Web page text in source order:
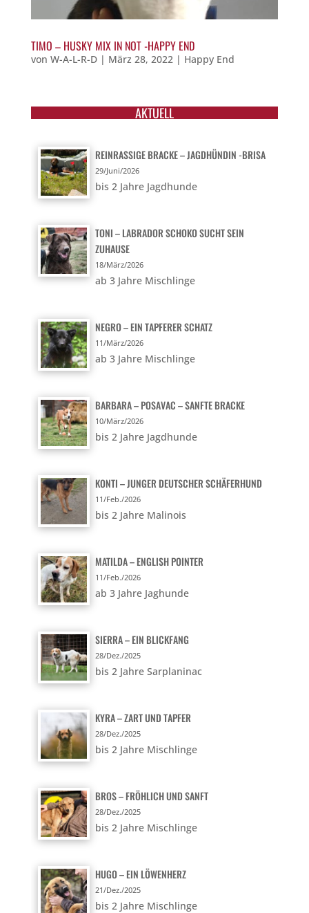
TIMO – HUSKY MIX IN NOT -HAPPY END
von W-A-L-R-D| März 28, 2022| Happy End
AKTUELL
REINRASSIGE BRACKE – JAGDHÜNDIN -BRISA
29/Juni/2026
bis 2 Jahre Jagdhunde
TONI – LABRADOR SCHOKO SUCHT SEIN
ZUHAUSE
18/März/2026
ab 3 Jahre Mischlinge
NEGRO – EIN TAPFERER SCHATZ
11/März/2026
ab 3 Jahre Mischlinge
BARBARA – POSAVAC – SANFTE BRACKE
10/März/2026
bis 2 Jahre Jagdhunde
KONTI – JUNGER DEUTSCHER SCHÄFERHUND
11/Feb./2026
bis 2 Jahre Malinois
MATILDA – ENGLISH POINTER
11/Feb./2026
ab 3 Jahre Jaghunde
SIERRA – EIN BLICKFANG
28/Dez./2025
bis 2 Jahre Sarplaninac
KYRA – ZART UND TAPFER
28/Dez./2025
bis 2 Jahre Mischlinge
BROS – FRÖHLICH UND SANFT
28/Dez./2025
bis 2 Jahre Mischlinge
HUGO – EIN LÖWENHERZ
21/Dez./2025
bis 2 Jahre Mischlinge